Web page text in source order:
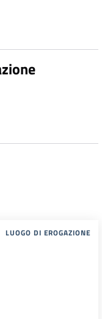
LUOGO DI EROGAZIONE